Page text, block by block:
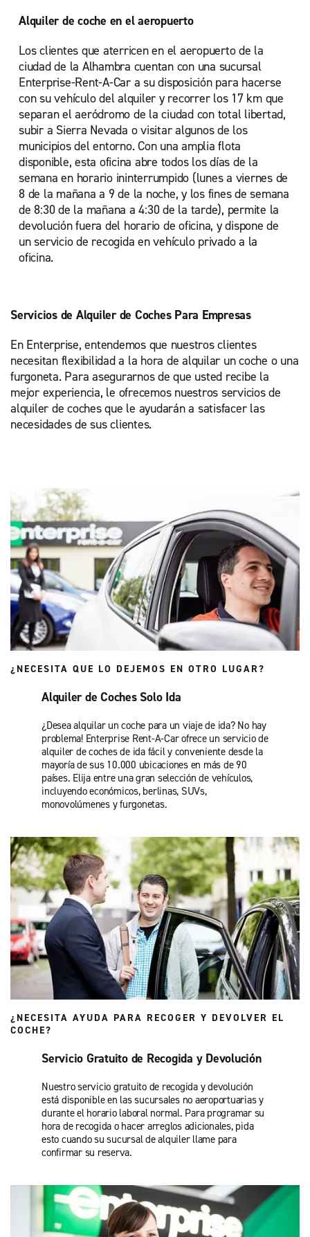
Alquiler de coche en el aeropuerto
Los clientes que aterricen en el aeropuerto de la
ciudad de la Alhambra cuentan con una sucursal
Enterprise-Rent-A-Car a su disposición para hacerse
con su vehículo del alquiler y recorrer los 17 km que
separan el aeródromo de la ciudad con total libertad,
subir a Sierra Nevada o visitar algunos de los
municipios del entorno. Con una amplia flota
disponible, esta oficina abre todos los días de la
semana en horario ininterrumpido (lunes a viernes de
8 de la mañana a 9 de la noche, y los fines de semana
de 8:30 de la mañana a 4:30 de la tarde), permite la
devolución fuera del horario de oficina, y dispone de
un servicio de recogida en vehículo privado a la
oficina.
Servicios de Alquiler de Coches Para Empresas
En Enterprise, entendemos que nuestros clientes
necesitan flexibilidad a la hora de alquilar un coche o una
furgoneta. Para asegurarnos de que usted recibe la
mejor experiencia, le ofrecemos nuestros servicios de
alquiler de coches que le ayudarán a satisfacer las
necesidades de sus clientes.
¿NECESITA QUE LO DEJEMOS EN OTRO LUGAR?
Alquiler de Coches Solo Ida
¿Desea alquilar un coche para un viaje de ida? No hay
problema! Enterprise Rent-A-Car ofrece un servicio de
alquiler de coches de ida fácil y conveniente desde la
mayoría de sus 10.000 ubicaciones en más de 90
países. Elija entre una gran selección de vehículos,
incluyendo económicos, berlinas, SUVs,
monovolúmenes y furgonetas.
¿NECESITA AYUDA PARA RECOGER Y DEVOLVER EL
COCHE?
Servicio Gratuito de Recogida y Devolución
Nuestro servicio gratuito de recogida y devolución
está disponible en las sucursales no aeroportuarias y
durante el horario laboral normal. Para programar su
hora de recogida o hacer arreglos adicionales, pida
esto cuando su sucursal de alquiler llame para
confirmar su reserva.